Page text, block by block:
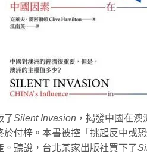
了Silent Invasion ，揭發中國在
付梓。本書被控「挑起反中或
聽說，台北某家出版社買下了